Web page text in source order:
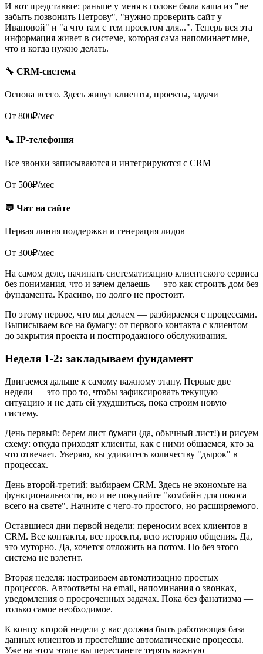
И вот представьте: раньше у меня в голове была каша из "не
забыть позвонить Петрову", "нужно проверить сайт у
Ивановой" и "а что там с тем проектом для...". Теперь вся эта
информация живет в системе, которая сама напоминает мне,
что и когда нужно делать.
🔧 CRM-система
Основа всего. Здесь живут клиенты, проекты, задачи
От 800₽/мес
📞 IP-телефония
Все звонки записываются и интегрируются с CRM
От 500₽/мес
💬 Чат на сайте
Первая линия поддержки и генерация лидов
От 300₽/мес
На самом деле, начинать систематизацию клиентского сервиса
без понимания, что и зачем делаешь — это как строить дом без
фундамента. Красиво, но долго не простоит.
По этому первое, что мы делаем — разбираемся с процессами.
Выписываем все на бумагу: от первого контакта с клиентом
до закрытия проекта и постпродажного обслуживания.
Неделя 1-2: закладываем фундамент
Двигаемся дальше к самому важному этапу. Первые две
недели — это про то, чтобы зафиксировать текущую
ситуацию и не дать ей ухудшиться, пока строим новую
систему.
День первый: берем лист бумаги (да, обычный лист!) и рисуем
схему: откуда приходят клиенты, как с ними общаемся, кто за
что отвечает. Уверяю, вы удивитесь количеству "дырок" в
процессах.
День второй-третий: выбираем CRM. Здесь не экономьте на
функциональности, но и не покупайте "комбайн для покоса
всего на свете". Начните с чего-то простого, но расширяемого.
Оставшиеся дни первой недели: переносим всех клиентов в
CRM. Все контакты, все проекты, всю историю общения. Да,
это муторно. Да, хочется отложить на потом. Но без этого
система не взлетит.
Вторая неделя: настраиваем автоматизацию простых
процессов. Автоответы на email, напоминания о звонках,
уведомления о просроченных задачах. Пока без фанатизма —
только самое необходимое.
К концу второй недели у вас должна быть работающая база
данных клиентов и простейшие автоматические процессы.
Уже на этом этапе вы перестанете терять важную